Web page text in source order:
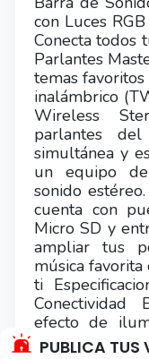
PUBLICA TUS
con Luces
Conecta todos
Parlantes
temas
inalámbrico
Wireless
parlantes
simultánea y
un equipo
sonido
cuenta con
Micro SD y
ampliar tus
música
ti
Conectividad
efecto de
Distancia de